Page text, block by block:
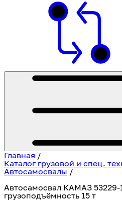
Главная /
Каталог грузовой и спец.
Автосамосвалы /
Автосамосвал КАМАЗ 53229-
грузоподъёмность 15 т